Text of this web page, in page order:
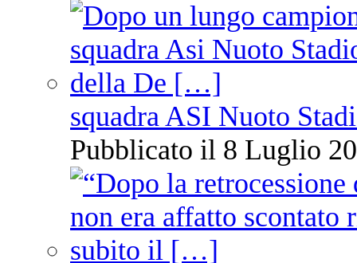
squadra ASI Nuoto
Pubblicato il 8 Luglio